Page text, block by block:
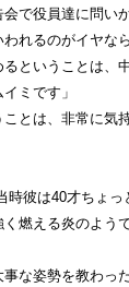
で役員達に問い
われるのがイヤな
るということは
ミです」
ことは、非常に気
時彼は40才ちょ
燃える炎のよう
な姿勢を教わっ